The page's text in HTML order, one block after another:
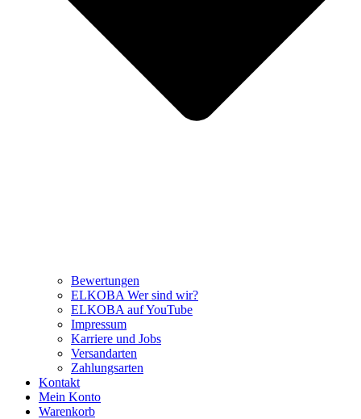
Bewertungen
ELKOBA Wer sind wir?
ELKOBA auf YouTube
Impressum
Karriere und Jobs
Versandarten
Zahlungsarten
Kontakt
Mein Konto
Warenkorb